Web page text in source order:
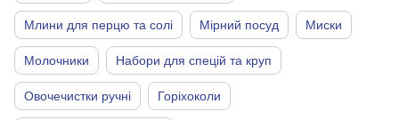
Млини для перцю та солі Мірний посуд Миски
Молочники Набори для спецій та круп
Овочечистки ручні Горіхоколи